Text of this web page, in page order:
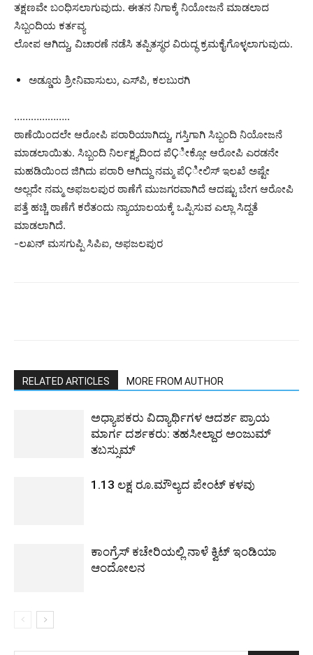
ತಕ್ಷಣವೇ ಬಂಧಿಸಲಾಗುವುದು. ಈತನ ನಿಗಾಕ್ಕೆ ನಿಯೋಜನೆ ಮಾಡಲಾದ
ಸಿಬ್ಬಂದಿಯ ಕರ್ತವ್ಯ
ಲೋಪ ಆಗಿದ್ದು, ವಿಚಾರಣೆ ನಡೆಸಿ ತಪ್ಪಿತಸ್ಥರ ವಿರುದ್ಧ ಕ್ರಮಕೈಗೊಳ್ಳಲಾಗುವುದು.
ಅಡ್ಡೂರು ಶ್ರೀನಿವಾಸುಲು, ಎಸ್‍ಪಿ, ಕಲಬುರಗಿ
………………..
ಠಾಣೆಯಿಂದಲೇ ಆರೋಪಿ ಪರಾರಿಯಾಗಿದ್ದು, ಗಸ್ತಿಗಾಗಿ ಸಿಬ್ಬಂದಿ ನಿಯೋಜನೆ
ಮಾಡಲಾಯಿತು. ಸಿಬ್ಬಂದಿ ನಿರ್ಲಕ್ಷ್ಯದಿಂದ ಪೆÇೀಕ್ಸೋ ಆರೋಪಿ ಎರಡನೇ
ಮಹಡಿಯಿಂದ ಜಿಗಿದು ಪರಾರಿ ಆಗಿದ್ದು ನಮ್ಮ ಪೆÇೀಲಿಸ್ ಇಲಖೆ ಅಷ್ಟೇ
ಅಲ್ಲದೇ ನಮ್ಮ ಅಫಜಲಪುರ ಠಾಣೆಗೆ ಮುಜಗರವಾಗಿದೆ ಆದಷ್ಟು ಬೇಗ ಆರೋಪಿ
ಪತ್ತೆ ಹಚ್ಚಿ ಠಾಣೆಗೆ ಕರೆತಂದು ನ್ಯಾಯಾಲಯಕ್ಕೆ ಒಪ್ಪಿಸುವ ಎಲ್ಲಾ ಸಿದ್ದತೆ
ಮಾಡಲಾಗಿದೆ.
-ಲಖನ್ ಮಸಗುಪ್ಪಿ ಸಿಪಿಐ, ಅಫಜಲಪುರ
RELATED ARTICLES MORE FROM AUTHOR
ಅಧ್ಯಾಪಕರು ವಿದ್ಯಾರ್ಥಿಗಳ ಆದರ್ಶ ಪ್ರಾಯ
ಮಾರ್ಗ ದರ್ಶಕರು: ತಹಸೀಲ್ದಾರ ಅಂಜುಮ್
ತಬಸ್ಸುಮ್
1.13 ಲಕ್ಷ ರೂ.ಮೌಲ್ಯದ ಪೇಂಟ್ ಕಳವು
ಕಾಂಗ್ರೆಸ್ ಕಚೇರಿಯಲ್ಲಿ ನಾಳೆ ಕ್ವಿಟ್ ಇಂಡಿಯಾ
ಆಂದೋಲನ